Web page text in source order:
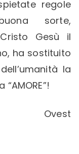
regole
sorte,
Gesù il
ha sostituito
la
Ovest